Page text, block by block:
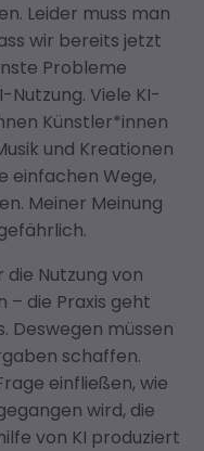
Leider muss man
wir bereits jetzt
Probleme
Viele KI-
Künstler*innen
und Kreationen
einfachen Wege,
Meiner Meinung
Nutzung von
– die Praxis geht
Deswegen müssen
schaffen.
einfließen, wie
wird, die
von KI produziert